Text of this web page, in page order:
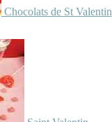
Chocolats de St Valentin